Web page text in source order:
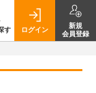
す ログイン
新規
会員登録